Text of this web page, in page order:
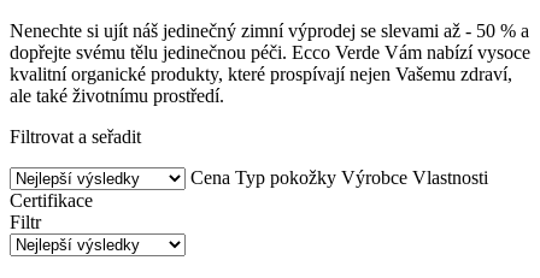
Nenechte si ujít náš jedinečný zimní výprodej se slevami až - 50 % a
dopřejte svému tělu jedinečnou péči. Ecco Verde Vám nabízí vysoce
kvalitní organické produkty, které prospívají nejen Vašemu zdraví,
ale také životnímu prostředí.
Filtrovat a seřadit
Cena Typ pokožky Výrobce Vlastnosti
Certifikace
Filtr